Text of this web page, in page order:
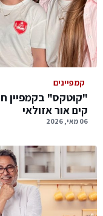
קמפיינים
קים אור אזולאי
06 מאי, 2026